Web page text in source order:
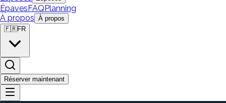
ÉpavesFAQPlanning
À propos À propos
🇫🇷FR
Réserver maintenant